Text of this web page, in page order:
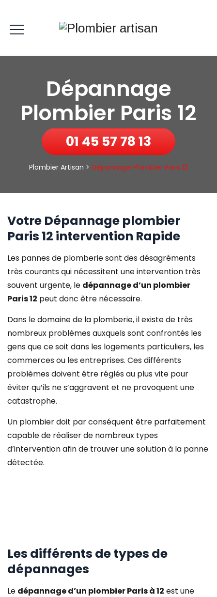
Dépannage
Plombier Paris 12
01 45 57 78 13
Plombier Artisan > Dépannage Plombier Paris 12
Votre Dépannage plombier
Paris 12 intervention Rapide
Les pannes de plomberie sont des désagréments
très courants qui nécessitent une intervention très
souvent urgente, le dépannage d’un plombier
Paris 12 peut donc être nécessaire.
Dans le domaine de la plomberie, il existe de très
nombreux problèmes auxquels sont confrontés les
gens que ce soit dans les logements particuliers, les
commerces ou les entreprises. Ces différents
problèmes doivent être réglés au plus vite pour
éviter qu’ils ne s’aggravent et ne provoquent une
catastrophe.
Un plombier doit par conséquent être parfaitement
capable de réaliser de nombreux types
d’intervention afin de trouver une solution à la panne
détectée.
Les différents de types de
dépannages
Le dépannage d’un plombier Paris à 12 est une